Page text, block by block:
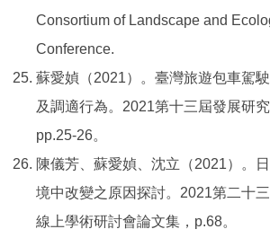
Consortium of Landscape and
Conference.
蘇愛媜（2021）。臺灣旅遊包車駕
及調適行為。2021第十三屆發展研
pp.25-26。
陳儀芳、蘇愛媜、沈立（2021）。
境中改變之原因探討。2021第二十
線上學術研討會論文集，p.68。